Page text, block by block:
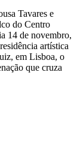
Tavares e
do Centro
14 de novembro,
artística
em Lisboa, o
que cruza